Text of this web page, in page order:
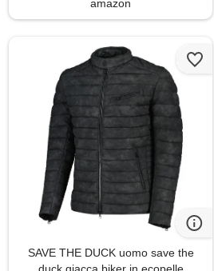
amazon
SAVE THE DUCK uomo save the